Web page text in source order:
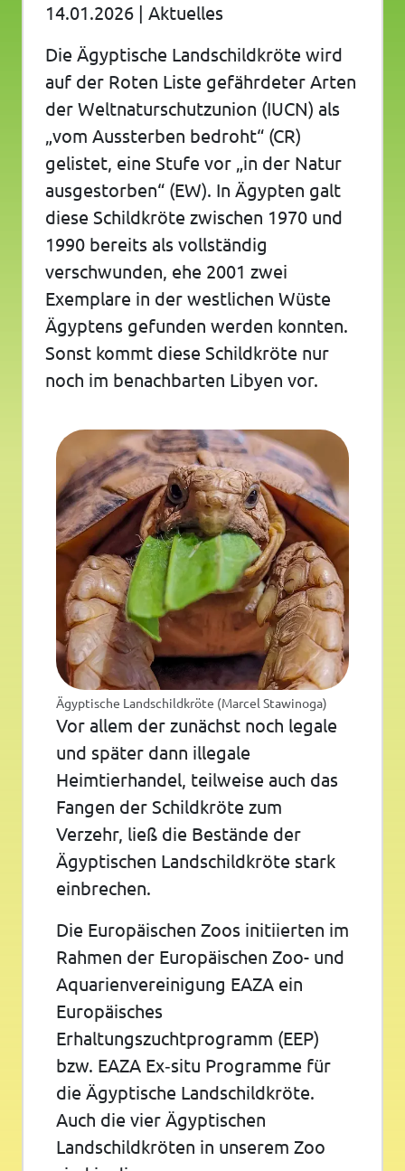
14.01.2026 | Aktuelles
Die Ägyptische Landschildkröte wird
auf der Roten Liste gefährdeter Arten
der Weltnaturschutzunion (IUCN) als
„vom Aussterben bedroht“ (CR)
gelistet, eine Stufe vor „in der Natur
ausgestorben“ (EW). In Ägypten galt
diese Schildkröte zwischen 1970 und
1990 bereits als vollständig
verschwunden, ehe 2001 zwei
Exemplare in der westlichen Wüste
Ägyptens gefunden werden konnten.
Sonst kommt diese Schildkröte nur
noch im benachbarten Libyen vor.
Ägyptische Landschildkröte (Marcel Stawinoga)
Vor allem der zunächst noch legale
und später dann illegale
Heimtierhandel, teilweise auch das
Fangen der Schildkröte zum
Verzehr, ließ die Bestände der
Ägyptischen Landschildkröte stark
einbrechen.
Die Europäischen Zoos initiierten im
Rahmen der Europäischen Zoo- und
Aquarienvereinigung EAZA ein
Europäisches
Erhaltungszuchtprogramm (EEP)
bzw. EAZA Ex‐situ Programme für
die Ägyptische Landschildkröte.
Auch die vier Ägyptischen
Landschildkröten in unserem Zoo